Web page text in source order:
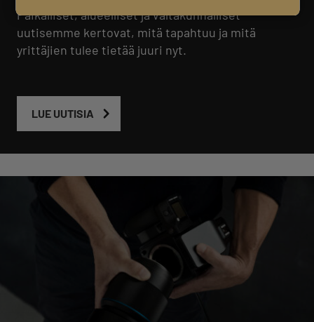
Paikalliset, alueelliset ja valtakunnalliset
uutisemme kertovat, mitä tapahtuu ja mitä
yrittäjien tulee tietää juuri nyt.
LUE UUTISIA